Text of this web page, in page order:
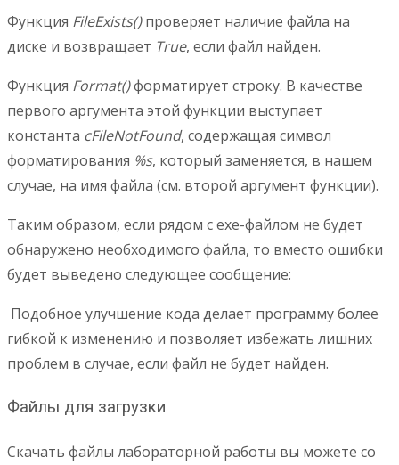
Функция FileExists()проверяет наличие файла на
диске и возвращает True, если файл найден.
Функция Format()форматирует строку. В качестве
первого аргумента этой функции выступает
константа сFileNotFound, содержащая символ
форматирования %s, который заменяется, в нашем
случае, на имя файла (см. второй аргумент функции).
Таким образом, если рядом с exe-файлом не будет
обнаружено необходимого файла, то вместо ошибки
будет выведено следующее сообщение:
Подобное улучшение кода делает программу более
гибкой к изменению и позволяет избежать лишних
проблем в случае, если файл не будет найден.
Файлы для загрузки
Скачать файлы лабораторной работы вы можете со